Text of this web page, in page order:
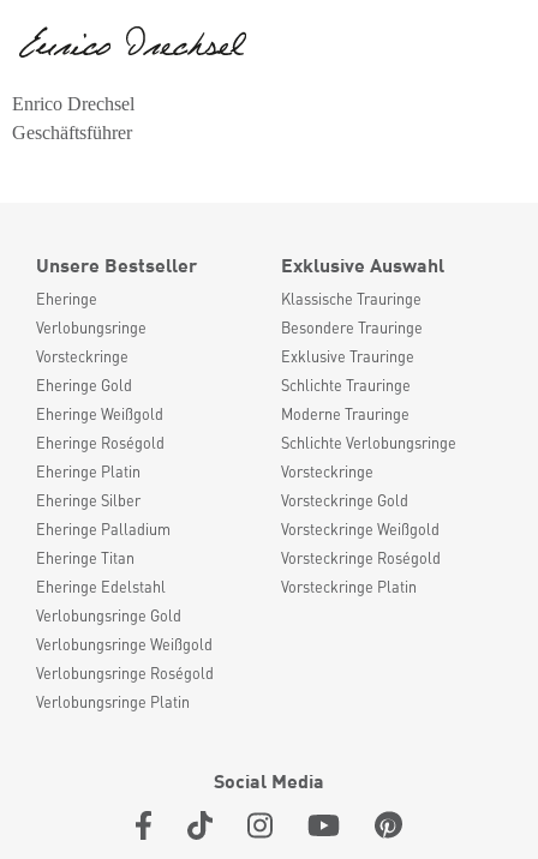
Enrico Drechsel
Geschäftsführer
Unsere Bestseller
Eheringe
Verlobungsringe
Vorsteckringe
Eheringe Gold
Eheringe Weißgold
Eheringe Roségold
Eheringe Platin
Eheringe Silber
Eheringe Palladium
Eheringe Titan
Eheringe Edelstahl
Verlobungsringe Gold
Verlobungsringe Weißgold
Verlobungsringe Roségold
Verlobungsringe Platin
Exklusive Auswahl
Klassische Trauringe
Besondere Trauringe
Exklusive Trauringe
Schlichte Trauringe
Moderne Trauringe
Schlichte Verlobungsringe
Vorsteckringe
Vorsteckringe Gold
Vorsteckringe Weißgold
Vorsteckringe Roségold
Vorsteckringe Platin
Social Media